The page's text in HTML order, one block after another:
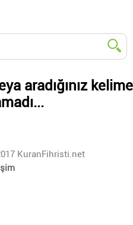
aradığınız kelime
KuranFihristi.net